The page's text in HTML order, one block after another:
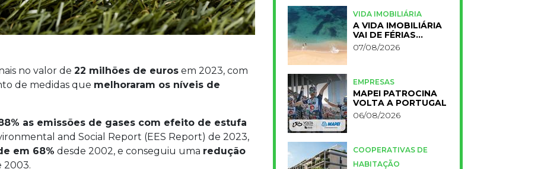
no valor de 22 milhões de euros em 2023, com
de medidas que melhoraram os níveis de
as emissões de gases com efeito de estufa
and Social Report (EES Report) de 2023,
em 68% desde 2002, e conseguiu uma redução
2003.
VIDA IMOBILIÁRIA
A VIDA IMOBILIÁRIA
VAI DE FÉRIAS…
07/08/2026
EMPRESAS
MAPEI PATROCINA
VOLTA A PORTUGAL
06/08/2026
COOPERATIVAS DE
HABITAÇÃO